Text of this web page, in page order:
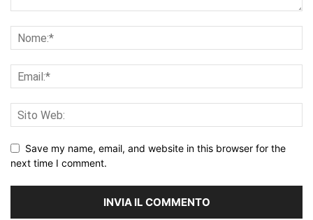
Save my name, email, and website in this browser for the
next time I comment.